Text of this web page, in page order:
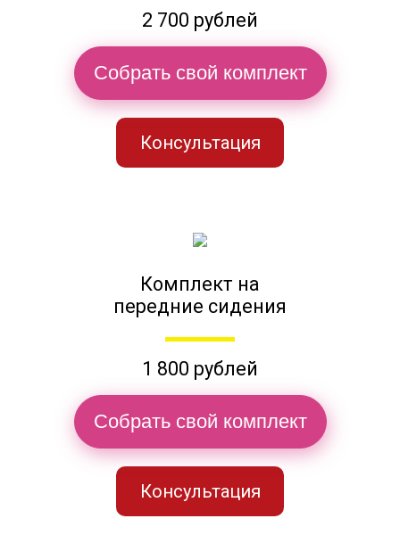
2 700 рублей
Собрать свой комплект
Консультация
Комплект на
передние сидения
1 800 рублей
Собрать свой комплект
Консультация